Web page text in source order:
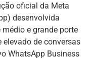
oficial da Meta
desenvolvida
e grande porte
de conversas
WhatsApp Business